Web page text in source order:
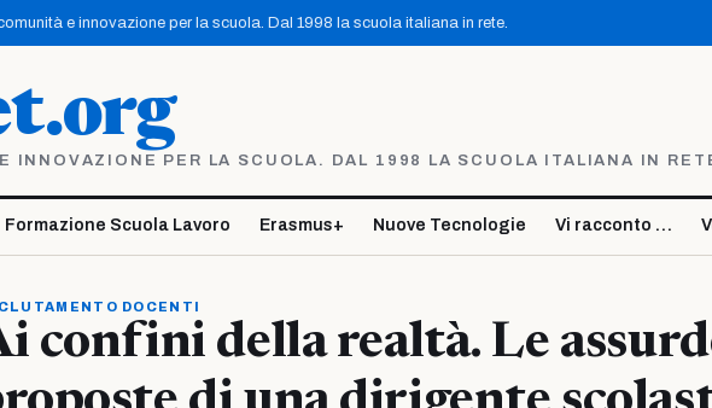
e innovazione per la scuola. Dal 1998 la scuola italiana in rete.
INNOVAZIONE PER LA SCUOLA. DAL 1998 LA SCUOLA ITALIANA IN
Formazione Scuola Lavoro Erasmus+ Nuove Tecnologie Vi racconto …
DOCENTI
confini della realtà. Le